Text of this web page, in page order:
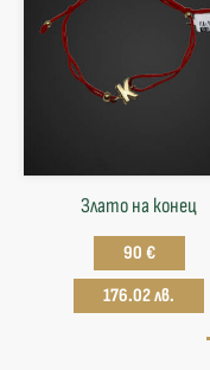
Злато на конец
90 €
176.02 лв.